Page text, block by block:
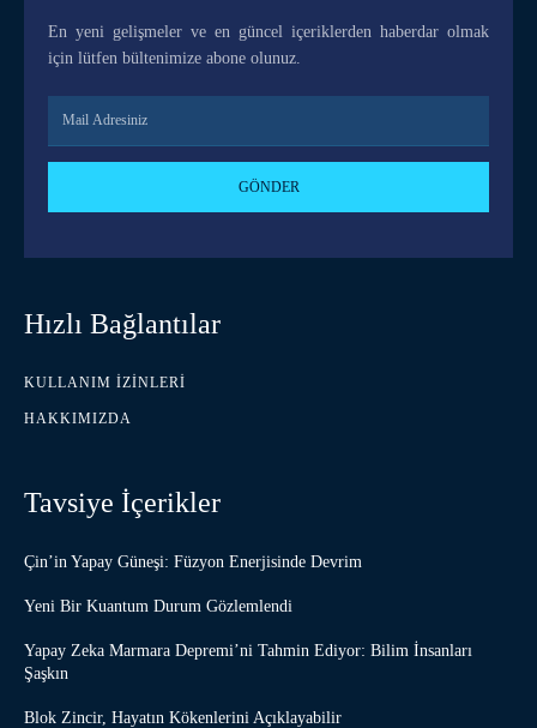
En yeni gelişmeler ve en güncel içeriklerden haberdar olmak
için lütfen bültenimize abone olunuz.
GÖNDER
Hızlı Bağlantılar
KULLANIM İZINLERI
HAKKIMIZDA
Tavsiye İçerikler
Çin’in Yapay Güneşi: Füzyon Enerjisinde Devrim
Yeni Bir Kuantum Durum Gözlemlendi
Yapay Zeka Marmara Depremi’ni Tahmin Ediyor: Bilim İnsanları
Şaşkın
Blok Zincir, Hayatın Kökenlerini Açıklayabilir